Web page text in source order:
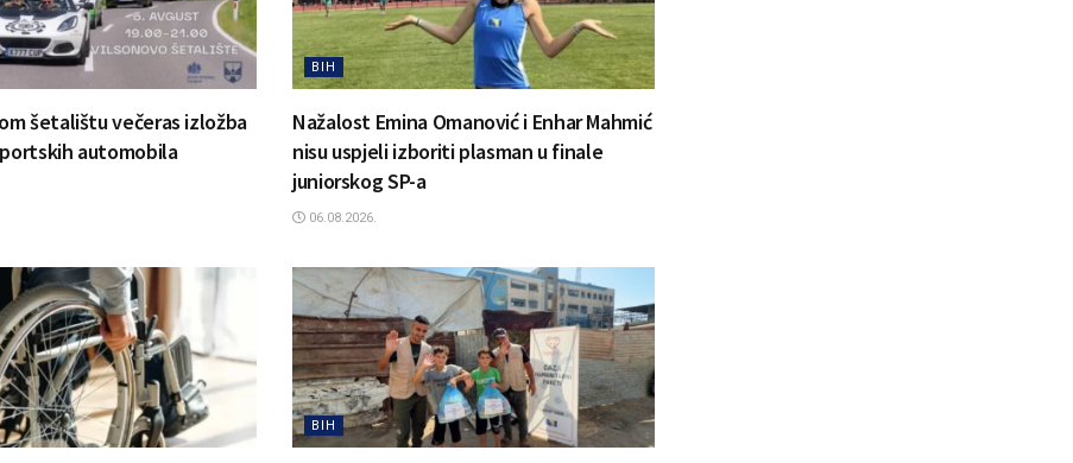
šetalištu večeras izložba
automobila
BIH
Nažalost Emina Omanović i Enhar Mahmić
nisu uspjeli izboriti plasman u finale
juniorskog SP-a
06.08.2026.
BIH